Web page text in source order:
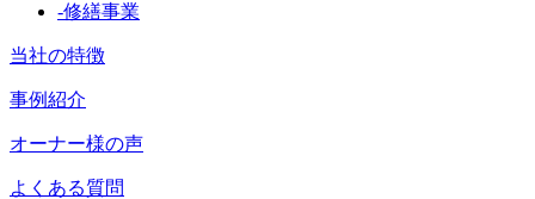
-修繕事業
当社の特徴
事例紹介
オーナー様の声
よくある質問